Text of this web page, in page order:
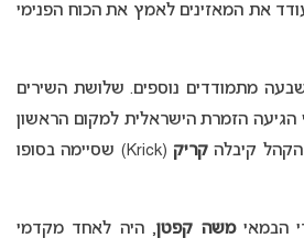
את המאזינים לאמץ את הכוח הפנימי
מתמודדים נוספים. שלושת השירים
הגיעה הזמרת הישראלית למקום הראשון
קיבלה קריק
(Krick) שסיימה בסופו
הבמאימשה קפטן, היה לאחד מקדמי